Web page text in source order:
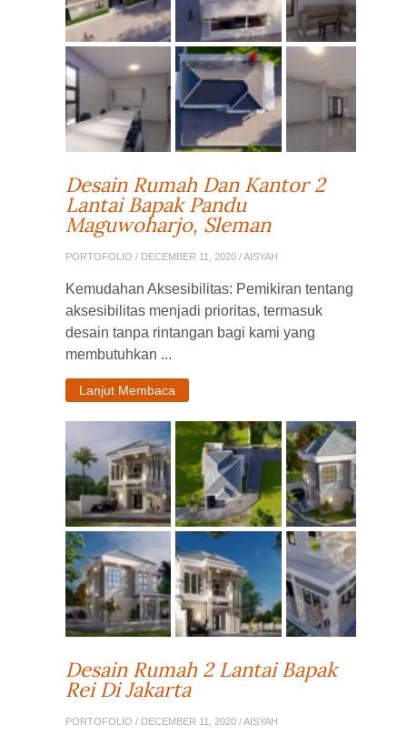
Desain Rumah Dan Kantor 2
Lantai Bapak Pandu
Maguwoharjo, Sleman
PORTOFOLIO / DECEMBER 11, 2020 / AISYAH
Kemudahan Aksesibilitas: Pemikiran tentang
aksesibilitas menjadi prioritas, termasuk
desain tanpa rintangan bagi kami yang
membutuhkan ...
Lanjut Membaca
Desain Rumah 2 Lantai Bapak
Rei Di Jakarta
PORTOFOLIO / DECEMBER 11, 2020 / AISYAH